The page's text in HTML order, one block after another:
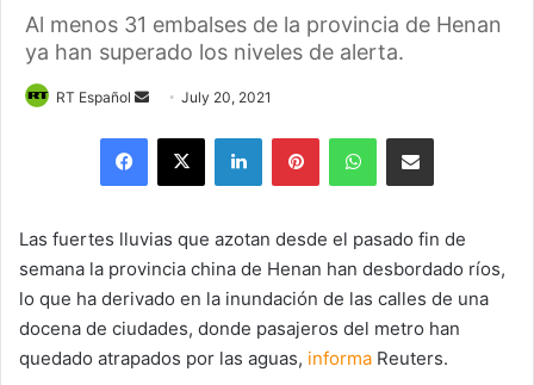
Al menos 31 embalses de la provincia de Henan
ya han superado los niveles de alerta.
RT Español
Send
email
July 20, 2021
Facebook
X LinkedInPinterestWhatsAppShare via Email
Las fuertes lluvias que azotan desde el pasado fin de
semana la provincia china de Henan han desbordado ríos,
lo que ha derivado en la inundación de las calles de una
docena de ciudades, donde pasajeros del metro han
quedado atrapados por las aguas, informa Reuters.